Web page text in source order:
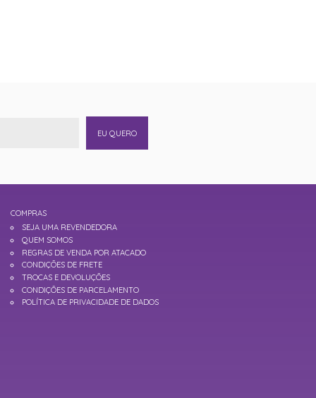
EU QUERO
COMPRAS
SEJA UMA REVENDEDORA
QUEM SOMOS
REGRAS DE VENDA POR ATACADO
CONDIÇÕES DE FRETE
TROCAS E DEVOLUÇÕES
CONDIÇÕES DE PARCELAMENTO
POLÍTICA DE PRIVACIDADE DE DADOS